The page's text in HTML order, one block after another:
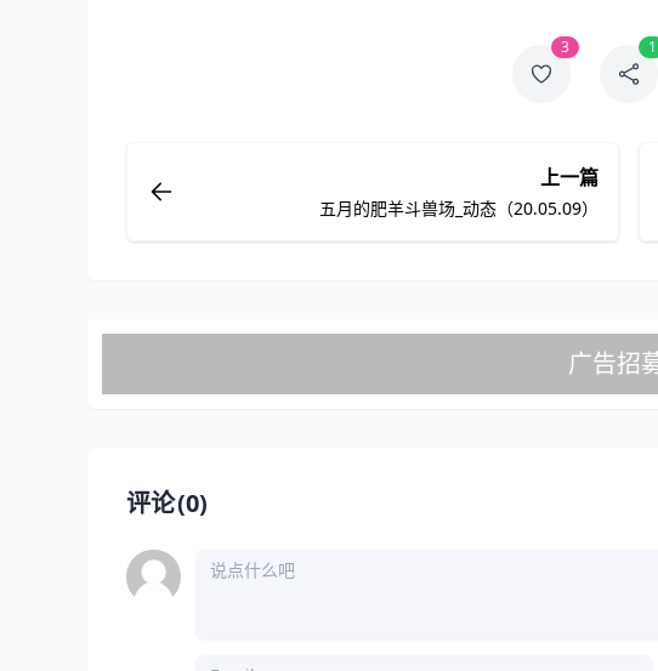
3 1
上一篇
五月的肥羊斗兽场_动态（20.05.09）
评论(0)